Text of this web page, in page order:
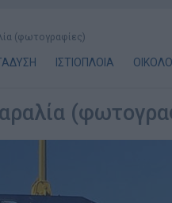
(φωτογραφίες)
ΙΣΤΙΟΠΛΟΙΑ